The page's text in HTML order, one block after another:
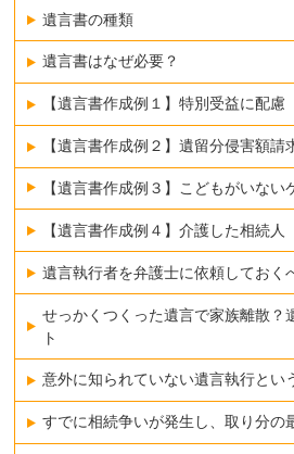
遺言書の種類
遺言書はなぜ必要？
【遺言書作成例１】特別受益に配慮
【遺言書作成例２】遺留分侵害額請
【遺言書作成例３】こどもがいない
【遺言書作成例４】介護した相続人
遺言執行者を弁護士に依頼しておく
せっかくつくった遺言で家族離散？
ト
意外に知られていない遺言執行とい
すでに相続争いが発生し、取り分の